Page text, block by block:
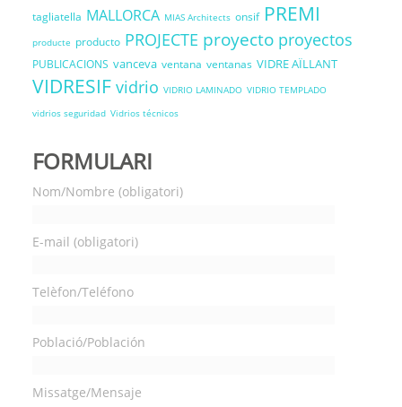
tagliatella MALLORCA MIAS Architects onsif PREMI
producte producto PROJECTE proyecto proyectos
PUBLICACIONS vanceva ventana ventanas VIDRE AÏLLANT
VIDRESIF vidrio VIDRIO LAMINADO VIDRIO TEMPLADO
vidrios seguridad Vidrios técnicos
FORMULARI
Nom/Nombre (obligatori)
E-mail (obligatori)
Telèfon/Teléfono
Població/Población
Missatge/Mensaje